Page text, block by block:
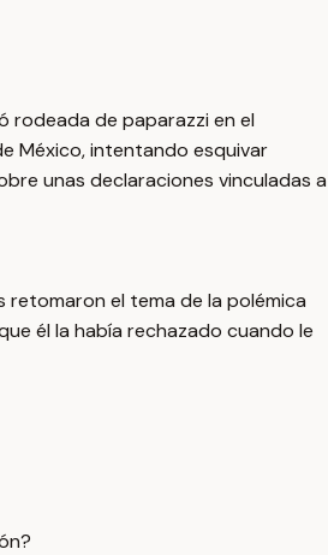
rodeada de paparazzi en el
México, intentando esquivar
unas declaraciones vinculadas a
el tema de la polémica
él la había rechazado cuando le